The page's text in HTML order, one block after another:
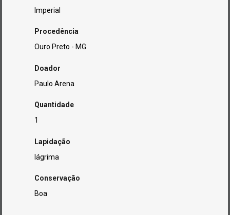
Imperial
Procedência
Ouro Preto - MG
Doador
Paulo Arena
Quantidade
1
Lapidação
lágrima
Conservação
Boa